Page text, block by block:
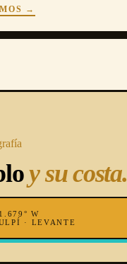
→
y su costa.
W
· LEVANTE